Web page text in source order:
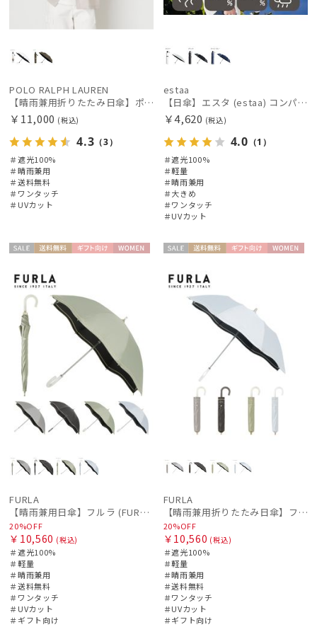
POLO RALPH LAUREN
【晴雨兼用折りたたみ日傘】ポロ ラルフ ローレン (POLO RALPH LAUREN) ポロベア 遮光100% UVメンズ日傘 自動開閉
￥11,000 (税込)
4.3 （3）
＃遮光100%
＃晴雨兼用
＃送料無料
＃ワンタッチ
＃UVカット
estaa
【日傘】エスタ (estaa) コンパクトワイド58 自動開閉傘 折りたたみ傘 軽量 晴雨兼用 遮光100％ UV100%
￥4,620 (税込)
4.0 （1）
＃遮光100%
＃軽量
＃晴雨兼用
＃大きめ
＃ワンタッチ
＃UVカット
ル
料
FURLA
【晴雨兼用日傘】フルラ (FURLA) ジッパー刺繍 遮光100 UV100 ジャンプ
20%OFF
￥10,560 (税込)
＃遮光100%
＃軽量
＃晴雨兼用
＃送料無料
＃ワンタッチ
＃UVカット
＃ギフト向け
ル
料
FURLA
【晴雨兼用折りたたみ日傘】フルラ (FURLA) ジッパー刺繍 遮光100 UV100 簡単開閉 ジャンプ
20%OFF
￥10,560 (税込)
＃遮光100%
＃軽量
＃晴雨兼用
＃送料無料
＃ワンタッチ
＃UVカット
＃ギフト向け